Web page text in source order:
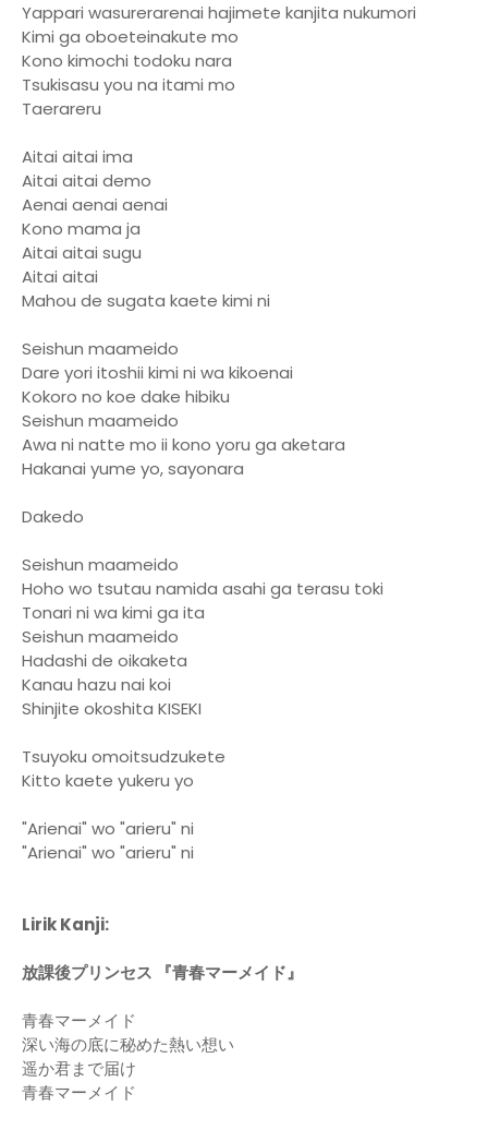
Yappari wasurerarenai hajimete kanjita nukumori
Kimi ga oboeteinakute mo
Kono kimochi todoku nara
Tsukisasu you na itami mo
Taerareru
Aitai aitai ima
Aitai aitai demo
Aenai aenai aenai
Kono mama ja
Aitai aitai sugu
Aitai aitai
Mahou de sugata kaete kimi ni
Seishun maameido
Dare yori itoshii kimi ni wa kikoenai
Kokoro no koe dake hibiku
Seishun maameido
Awa ni natte mo ii kono yoru ga aketara
Hakanai yume yo, sayonara
Dakedo
Seishun maameido
Hoho wo tsutau namida asahi ga terasu toki
Tonari ni wa kimi ga ita
Seishun maameido
Hadashi de oikaketa
Kanau hazu nai koi
Shinjite okoshita KISEKI
Tsuyoku omoitsudzukete
Kitto kaete yukeru yo
"Arienai" wo "arieru" ni
"Arienai" wo "arieru" ni
Lirik Kanji:
放課後プリンセス 『青春マーメイド』
青春マーメイド
深い海の底に秘めた熱い想い
遥か君まで届け
青春マーメイド